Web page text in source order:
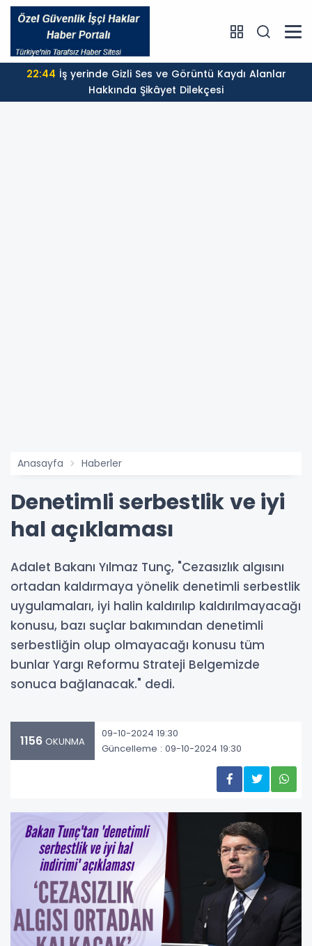
22:44
Hakkında Şikâyet Dilekçesi
Anasayfa Haberler
Denetimli serbestlik ve iyi
hal açıklaması
Adalet Bakanı Yılmaz Tunç, "Cezasızlık algısını
ortadan kaldırmaya yönelik denetimli serbestlik
uygulamaları, iyi halin kaldırılıp kaldırılmayacağı
konusu, bazı suçlar bakımından denetimli
serbestliğin olup olmayacağı konusu tüm
bunlar Yargı Reformu Strateji Belgemizde
sonuca bağlanacak." dedi.
1156 OKUNMA
09-10-2024 19:30
Güncelleme : 09-10-2024 19:30